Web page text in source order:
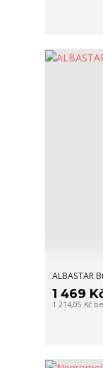
ALBASTAR
1 469
1 214,05 Kč